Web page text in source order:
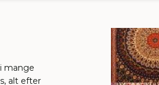
mange
alt efter